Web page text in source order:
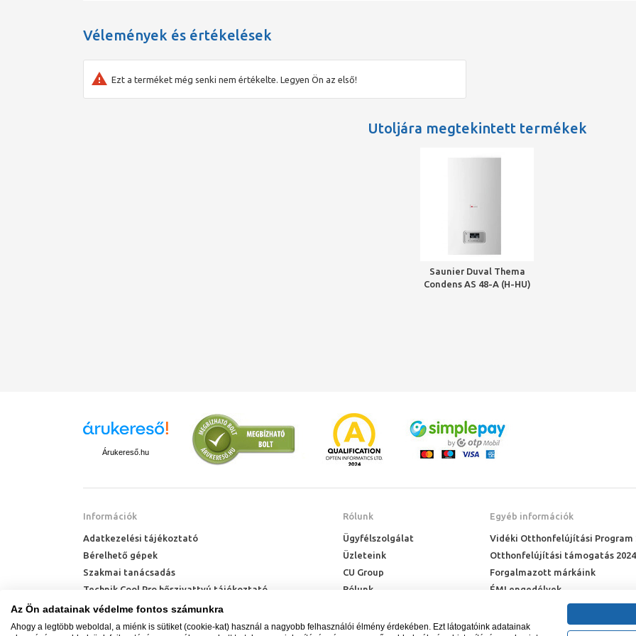
Vélemények és értékelések
Ezt a terméket még senki nem értékelte. Legyen Ön az első!
Utoljára megtekintett termékek
Saunier Duval Thema
Condens AS 48-A (H-HU)
Árukereső.hu
Információk
Adatkezelési tájékoztató
Bérelhető gépek
Szakmai tanácsadás
Technik Cool Pro hőszivattyú tájékoztató
Milyen radiátort vegyek?
Hőszivattyú kalkulátor
Rólunk
Ügyfélszolgálat
Üzleteink
CU Group
Rólunk
Egyéb információk
Vidéki Otthonfelújítási Program
Otthonfelújítási támogatás 2024
Forgalmazott márkáink
ÉMI engedélyek
Adatkezelési kérelem
Az Ön adatainak védelme fontos számunkra
Ahogy a legtöbb weboldal, a miénk is sütiket (cookie-kat) használ a nagyobb felhasználói élmény érdekében. Ezt látogatóink adatainak